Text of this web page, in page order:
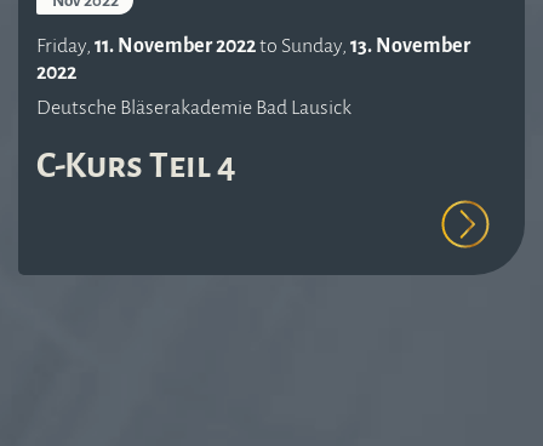
Friday, 11. November 2022to Sunday, 13. November
2022
Deutsche Bläserakademie Bad Lausick
C-Kurs Teil 4